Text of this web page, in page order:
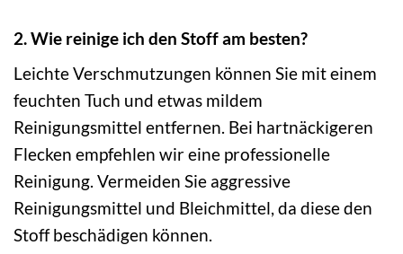
2. Wie reinige ich den Stoff am besten?
Leichte Verschmutzungen können Sie mit einem
feuchten Tuch und etwas mildem
Reinigungsmittel entfernen. Bei hartnäckigeren
Flecken empfehlen wir eine professionelle
Reinigung. Vermeiden Sie aggressive
Reinigungsmittel und Bleichmittel, da diese den
Stoff beschädigen können.